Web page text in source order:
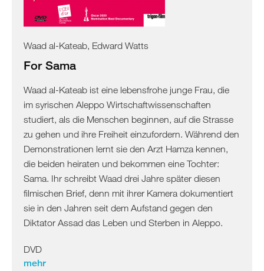
Zypern
Türkei
Zypern
Ägypten
Syrien
Libanon
Israel
Palästina
Ägypten
Waad al-Kateab, Edward Watts
For Sama
Waad al-Kateab ist eine lebensfrohe junge Frau, die
im syrischen Aleppo Wirtschaftwissenschaften
studiert, als die Menschen beginnen, auf die Strasse
zu gehen und ihre Freiheit einzufordern. Während den
Demonstrationen lernt sie den Arzt Hamza kennen,
die beiden heiraten und bekommen eine Tochter:
Sama. Ihr schreibt Waad drei Jahre später diesen
filmischen Brief, denn mit ihrer Kamera dokumentiert
sie in den Jahren seit dem Aufstand gegen den
Diktator Assad das Leben und Sterben in Aleppo.
DVD
mehr